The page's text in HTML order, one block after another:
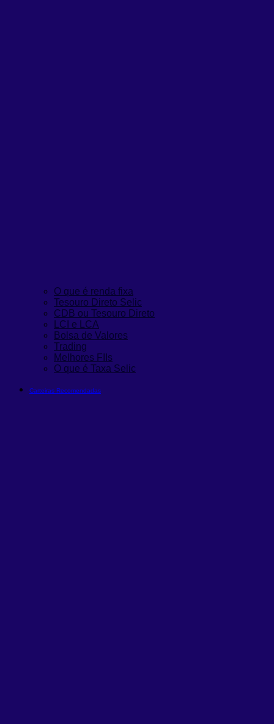
O que é renda fixa
Tesouro Direto Selic
CDB ou Tesouro Direto
LCI e LCA
Bolsa de Valores
Trading
Melhores FIIs
O que é Taxa Selic
Carteiras Recomendadas